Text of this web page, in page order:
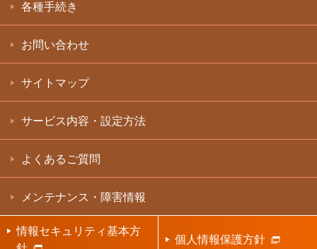
各種手続き
お問い合わせ
サイトマップ
サービス内容・設定方法
よくあるご質問
メンテナンス・障害情報
情報セキュリティ基本方
個人情報保護方針